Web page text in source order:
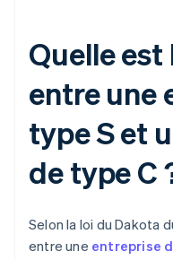
Quelle
entre une
type S et
de type C
Selon la loi du Dakota
entre une entreprise